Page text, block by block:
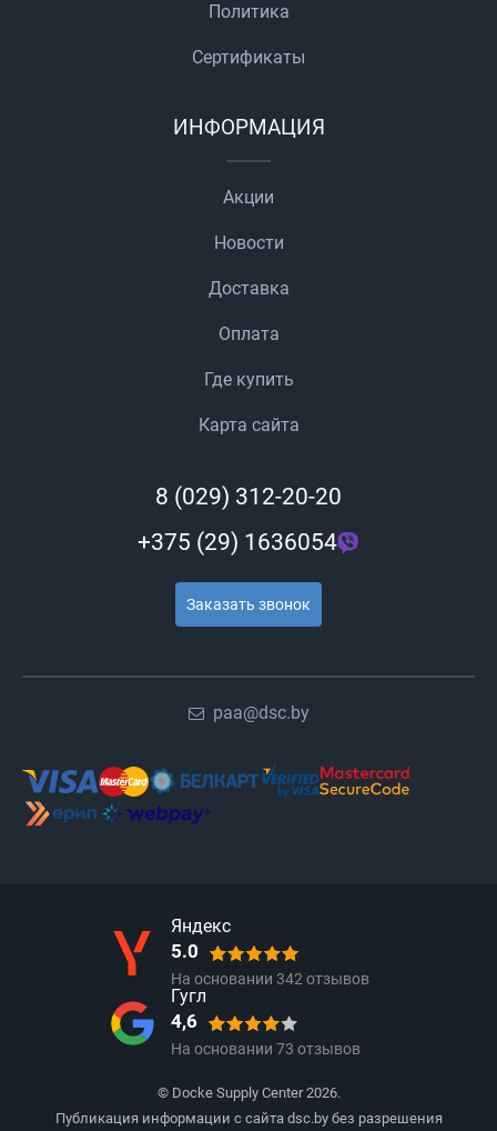
Политика
Сертификаты
ИНФОРМАЦИЯ
Акции
Новости
Доставка
Оплата
Где купить
Карта сайта
8 (029) 312-20-20
+375 (29) 1636054
Заказать звонок
paa@dsc.by
Яндекс
5.0
На основании 342отзывов
Гугл
4,6
На основании 73 отзывов
© Docke Supply Center 2026.
Публикация информации с сайта dsc.by без разрешения